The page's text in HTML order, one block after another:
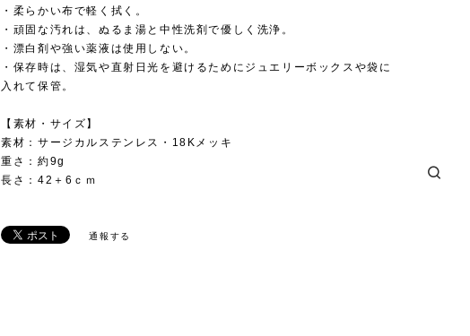
・柔らかい布で軽く拭く。
・頑固な汚れは、ぬるま湯と中性洗剤で優しく洗浄。
・漂白剤や強い薬液は使用しない。
・保存時は、湿気や直射日光を避けるためにジュエリーボックスや袋に
入れて保管。
【素材・サイズ】
素材：サージカルステンレス・18Kメッキ
重さ：約9g
長さ：42＋6ｃｍ
通報する